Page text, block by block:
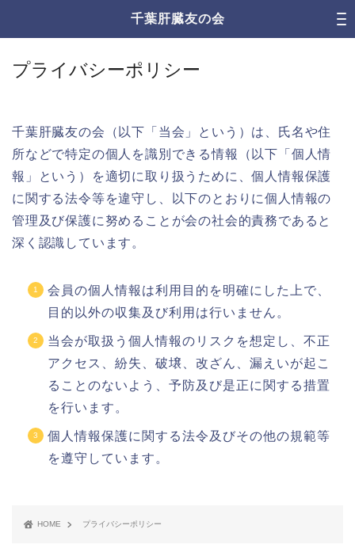
千葉肝臓友の会
プライバシーポリシー
千葉肝臓友の会（以下「当会」という）は、氏名や住
所などで特定の個人を識別できる情報（以下「個人情
報」という）を適切に取り扱うために、個人情報保護
に関する法令等を違守し、以下のとおりに個人情報の
管理及び保護に努めることが会の社会的責務であると
深く認識しています。
会員の個人情報は利用目的を明確にした上で、
目的以外の収集及び利用は行いません。
当会が取扱う個人情報のリスクを想定し、不正
アクセス、紛失、破壌、改ざん、漏えいが起こ
ることのないよう、予防及び是正に関する措置
を行います。
個人情報保護に関する法令及びその他の規範等
を遵守しています。
HOME プライバシーポリシー